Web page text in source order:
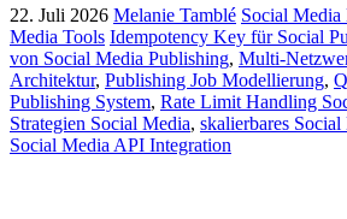
22. Juli 2026 Melanie Tamblé Social Media
Media Tools Idempotency Key für Social
von Social Media Publishing, Multi-
Architektur, Publishing Job Modellierung,
Publishing System, Rate Limit Handling
Strategien Social Media, skalierbares
Social Media API Integration